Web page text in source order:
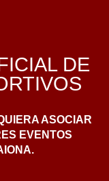
DE
ASOCIAR
EVENTOS